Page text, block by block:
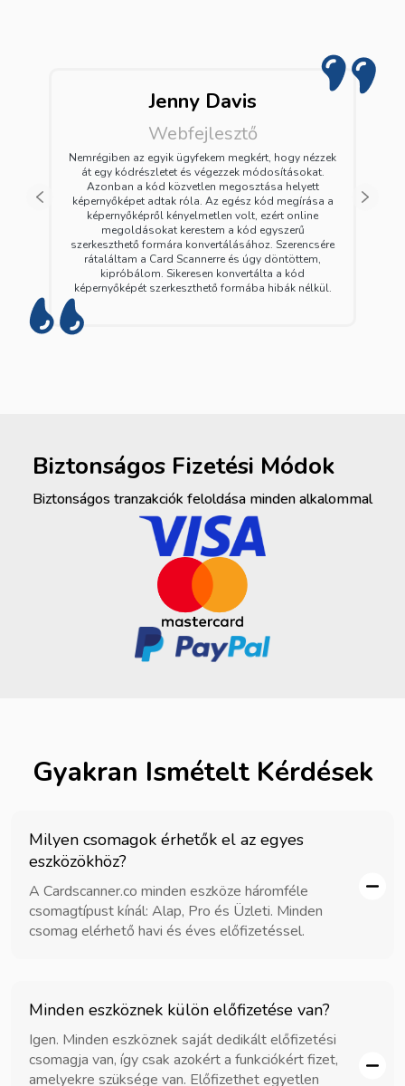
Jenny Davis
Webfejlesztő
Nemrégiben az egyik ügyfekem megkért, hogy nézzek
át egy kódrészletet és végezzek módosításokat.
Azonban a kód közvetlen megosztása helyett
képernyőképet adtak róla. Az egész kód megírása a
képernyőképről kényelmetlen volt, ezért online
megoldásokat kerestem a kód egyszerű
szerkeszthető formára konvertálásához. Szerencsére
rátaláltam a Card Scannerre és úgy döntöttem,
kipróbálom. Sikeresen konvertálta a kód
képernyőképét szerkeszthető formába hibák nélkül.
Biztonságos Fizetési Módok
Biztonságos tranzakciók feloldása minden alkalommal
Gyakran Ismételt Kérdések
Milyen csomagok érhetők el az egyes
eszközökhöz?
A Cardscanner.co minden eszköze háromféle
csomagtípust kínál: Alap, Pro és Üzleti. Minden
csomag elérhető havi és éves előfizetéssel.
Minden eszköznek külön előfizetése van?
Igen. Minden eszköznek saját dedikált előfizetési
csomagja van, így csak azokért a funkciókért fizet,
amelyekre szüksége van. Előfizethet egyetlen